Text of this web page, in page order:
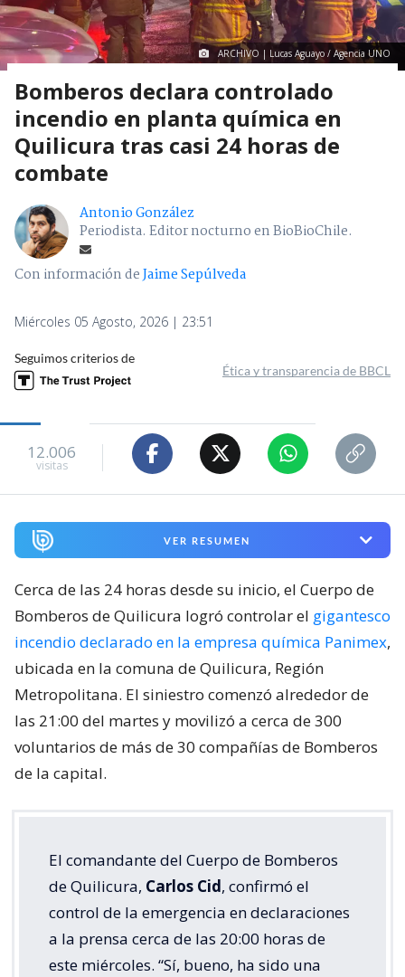
ARCHIVO | Lucas Aguayo / Agencia UNO
Bomberos declara controlado
incendio en planta química en
Quilicura tras casi 24 horas de
combate
Antonio González
Periodista. Editor nocturno en BioBioChile.
Con información deJaime Sepúlveda
Miércoles 05 Agosto, 2026 | 23:51
Seguimos criterios de
Ética y transparencia de BBCL
12.006
visitas
VER RESUMEN
Cerca de las 24 horas desde su inicio, el Cuerpo de
Bomberos de Quilicura logró controlar el gigantesco
incendio declarado en la empresa química Panimex,
ubicada en la comuna de Quilicura, Región
Metropolitana. El siniestro comenzó alrededor de
las 21:00 del martes y movilizó a cerca de 300
voluntarios de más de 30 compañías de Bomberos
de la capital.
El comandante del Cuerpo de Bomberos
de Quilicura, Carlos Cid, confirmó el
control de la emergencia en declaraciones
a la prensa cerca de las 20:00 horas de
este miércoles. “Sí, bueno, ha sido una